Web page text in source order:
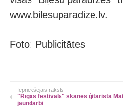
www.bilesuparadize.lv.
Foto: Publicitātes
Iepriekšējais raksts
"Rīgas festivālā" skanēs ģitārista
jaundarbi